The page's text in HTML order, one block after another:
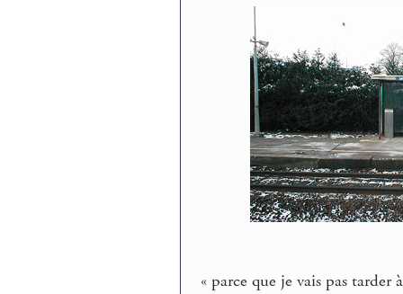
« parce que je vais pas tarder